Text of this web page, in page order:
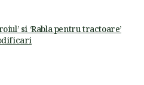
si ‘Rabla pentru tractoare’